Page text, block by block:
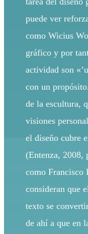
puede ver
como Wicius
gráfico y por
actividad son
con un
de la escultura,
visiones
el diseño cubre
(Entenza, 2008,
como Francisco
consideran que
texto se
de ahí a que en